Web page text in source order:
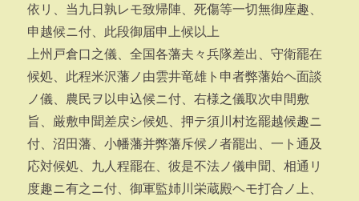
依リ、当九日孰レモ致帰陣、死傷等一切無御座趣、
申越候ニ付、此段御届申上候以上
上州戸倉口之儀、全国各藩夫々兵隊差出、守衛罷在
候処、此程米沢藩ノ由雲井竜雄ト申者弊藩始ヘ面談
ノ儀、農民ヲ以申込候ニ付、右様之儀取次申間敷
旨、厳敷申聞差戻シ候処、押テ須川村迄罷越候趣ニ
付、沼田藩、小幡藩并弊藩斥候ノ者罷出、一ト通及
応対候処、九人程罷在、彼是不法ノ儀申聞、相通リ
度趣ニ有之ニ付、御軍監姉川栄蔵殿ヘモ打合ノ上、